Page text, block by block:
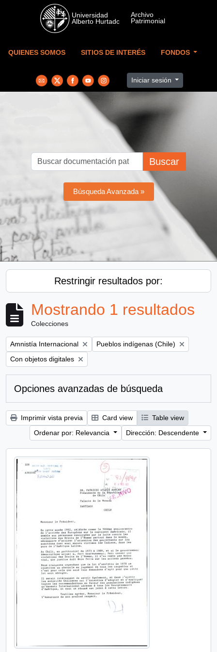
Skip to main content
QUIENES SOMOS SITIOS DE INTERÉS FONDOS
Iniciar sesión
Buscar
Búsqueda Avanzada »
Restringir resultados por:
Mostrando 1 resultados
Colecciones
Remove filter:
Amnistía Internacional Remove filter:
Pueblos indígenas (Chile)
Remove filter:
Con objetos digitales
Opciones avanzadas de búsqueda
Imprimir vista previa Card view
Table view
Ordenar por: Relevancia
Dirección: Descendente